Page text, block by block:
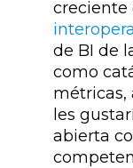
creciente
de BI de
como
métricas,
les
abierta